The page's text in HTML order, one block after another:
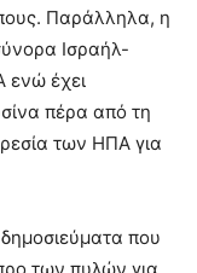
Παράλληλα, η
Ισραήλ-
ενώ έχει
πέρα από τη
των ΗΠΑ για
που